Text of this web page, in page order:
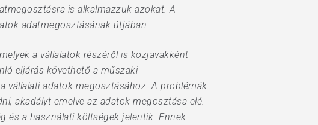
is alkalmazzuk azokat. A
adatmegosztásának útjában.
a vállalatok részéről is közjavakként
eljárás követhető a műszaki
vállalati adatok megosztásához. A problémák
akadályt emelve az adatok megosztása elé.
és a használati költségek jelentik. Ennek